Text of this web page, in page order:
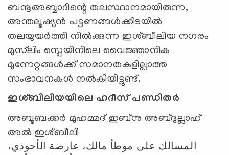
ബനൂഅബ്ബാദിന്റെ തലസ്ഥാനമായിരുന്ന,
അന്തലൂഷ്യൻ പട്ടണങ്ങൾക്കിടയിൽ
തലയുയർത്തി നിൽക്കുന്ന ഇശ്ബീലിയ നഗരം
മുസ്‌ലിം സ്പെയിനിലെ വൈജ്ഞാനിക
മുന്നേറ്റങ്ങൾക്ക് സമാനതകളില്ലാത്ത
സംഭാവനകൾ നൽകിയിട്ടുണ്ട്.
ഇശ്ബിലിയയിലെ ഹദീസ് പണ്ഡിതർ
അബൂബക്കർ മുഹമ്മദ് ഇബ്നു അബ്ദുല്ലാഹ്
അൽ ഇശ്ബീലി
المسالك على موطأ مالك، عارضة الأحوذي،